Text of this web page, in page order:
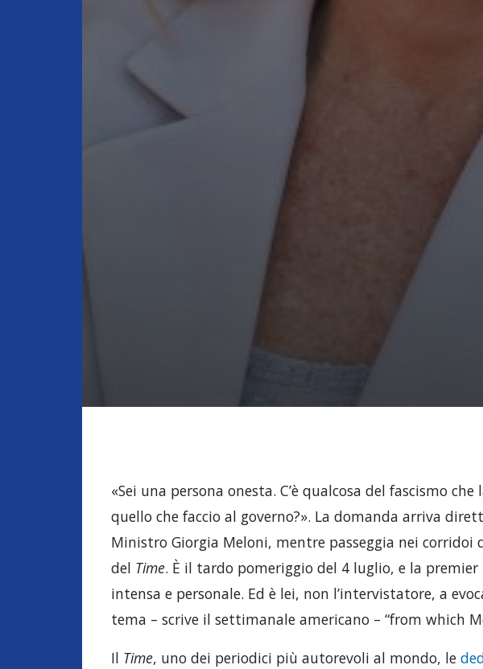
«Sei una persona onesta. C’è qualcosa del fascismo
quello che faccio al governo?». La domanda arriva
Ministro Giorgia Meloni, mentre passeggia nei corridoi
del Time. È il tardo pomeriggio del 4 luglio, e la premier
intensa e personale. Ed è lei, non l’intervistatore, a
tema – scrive il settimanale americano – “from which
Il Time, uno dei periodici più autorevoli al mondo, le